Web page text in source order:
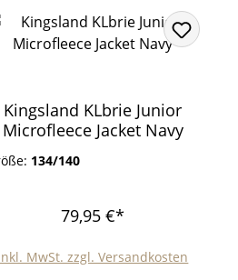
Kingsland KLbrie Junior
Microfleece Jacket Navy
134/140
79,95 €*
MwSt. zzgl. Versandkosten